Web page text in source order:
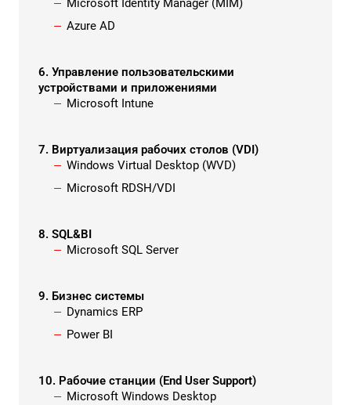
Microsoft Identity Manager (MIM)
Azure AD
6. Управление пользовательскими
устройствами и приложениями
Microsoft Intune
7. Виртуализация рабочих столов (VDI)
Windows Virtual Desktop (WVD)
Microsoft RDSH/VDI
8. SQL&BI
Microsoft SQL Server
9. Бизнес системы
Dynamics ERP
Power BI
10. Рабочие станции (End User Support)
Microsoft Windows Desktop